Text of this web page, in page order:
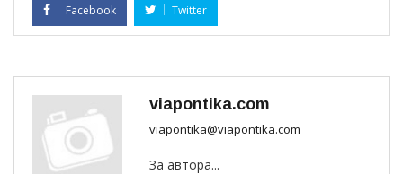
Facebook Twitter
viapontika.com
viapontika@viapontika.com
За автора...